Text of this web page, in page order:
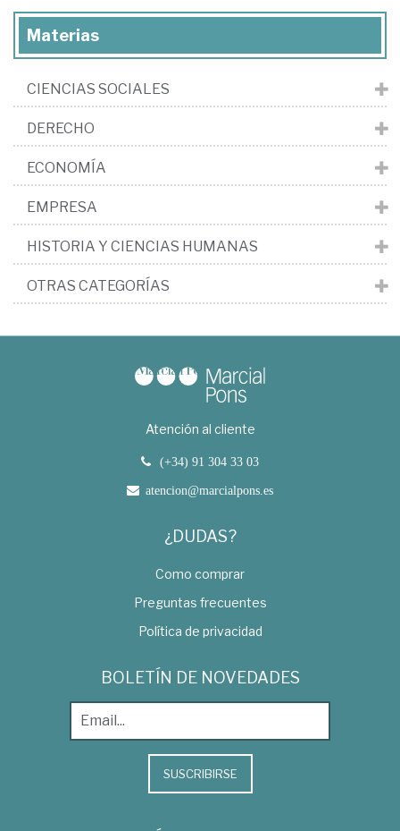
Materias
CIENCIAS SOCIALES
DERECHO
ECONOMÍA
EMPRESA
HISTORIA Y CIENCIAS HUMANAS
OTRAS CATEGORÍAS
Atención al cliente
(+34) 91 304 33 03
atencion@marcialpons.es
¿DUDAS?
Como comprar
Preguntas frecuentes
Política de privacidad
BOLETÍN DE NOVEDADES
SUSCRIBIRSE